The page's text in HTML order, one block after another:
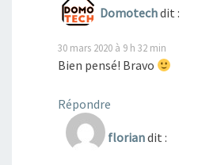
Domotechdit :
30 mars 2020 à 9 h 32 min
Bien pensé! Bravo
Répondre
floriandit :